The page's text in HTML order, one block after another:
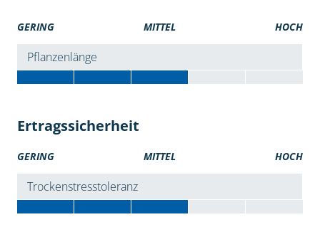
GERING MITTEL HOCH
Pflanzenlänge
Ertragssicherheit
GERING MITTEL HOCH
Trockenstresstoleranz